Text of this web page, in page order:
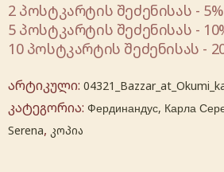
2 პოსტკარტის შეძენისას -
5 პოსტკარტის შეძენისას -
10 პოსტკარტის შეძენისას -
არტიკული:
კატეგორია: Фердинандус, Карла
Serena, კოპია